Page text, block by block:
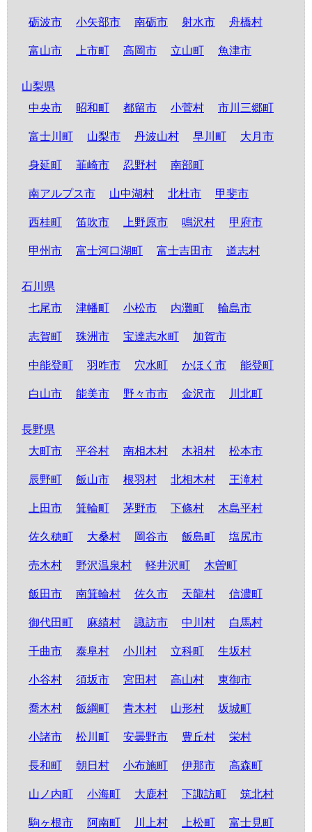
砺波市 小矢部市 南砺市 射水市 舟橋村
富山市 上市町 高岡市 立山町 魚津市
山梨県
中央市
昭和町 都留市 小菅村 市川三郷町
富士川町 山梨市 丹波山村 早川町 大月市
身延町 韮崎市 忍野村 南部町
南アルプス市 山中湖村 北杜市 甲斐市
西桂町 笛吹市 上野原市 鳴沢村 甲府市
甲州市 富士河口湖町 富士吉田市 道志村
石川県
七尾市
津幡町 小松市 内灘町 輪島市
志賀町 珠洲市 宝達志水町 加賀市
中能登町 羽咋市 穴水町 かほく市 能登町
白山市 能美市 野々市市 金沢市 川北町
長野県
大町市
平谷村 南相木村 木祖村 松本市
辰野町 飯山市 根羽村 北相木村 王滝村
上田市 箕輪町 茅野市 下條村 木島平村
佐久穂町 大桑村 岡谷市 飯島町 塩尻市
売木村 野沢温泉村 軽井沢町 木曽町
飯田市 南箕輪村 佐久市 天龍村 信濃町
御代田町 麻績村 諏訪市 中川村 白馬村
千曲市 泰阜村 小川村 立科町 生坂村
小谷村 須坂市 宮田村 高山村 東御市
喬木村 飯綱町 青木村 山形村 坂城町
小諸市 松川町 安曇野市 豊丘村 栄村
長和町 朝日村 小布施町 伊那市 高森町
山ノ内町 小海町 大鹿村 下諏訪町 筑北村
駒ヶ根市 阿南町 川上村 上松町 富士見町